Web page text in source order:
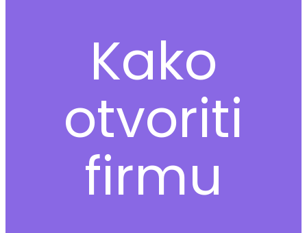
Kako
otvoriti
firmu